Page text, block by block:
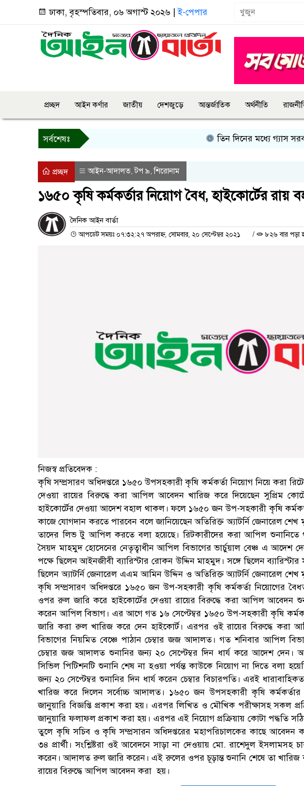
ঢাকা, বৃহস্পতিবার, ০৬ অগাস্ট ২০২৬ |ই-পেপার
প্রচ্ছদ আইন কর্ণার জাতীয় দেশজুড়ে আন্তর্জাতিক অর্থনীতি
সর্বশেষঃ তিন দিনের মধ্যে গ্যাস সরবরাহ
প্রচ্ছদ আইন-আদালত,টপ ৯,শিরোনাম
১৬৫০ কৃষি কর্মকর্তার নিয়োগ বৈধ, হাইকোর্টের রায়
দৈনিক আইন বার্তা
আপডেট সময়ঃ ০৭:৩২:২৭ অপরাহ্ন, সোমবার, ২০ সেপ্টেম্বর ২০২১ / ৮২৬ বার পড়া
নিজস্ব প্রতিবেদক :
কৃষি সম্প্রসারণ অধিদপ্তরে ১৬৫০ উপসহকারী কৃষি কর্মকর্তা নিয়োগ নিয়ে করা
দেওয়া রায়ের বিরুদ্ধে করা আপিল আবেদন খারিজ করে দিয়েছেন সুপ্রিম
হাইকোর্টের দেওয়া আদেশ বহাল থাকল। ফলে ১৬৫০ জন উপ-সহকারী কৃষি
কাজে যোগদান করতে পারবেন বলে জানিয়েছেন অতিরিক্ত অ্যাটর্নি জেনারেল
তাদের লিভ টু আপিল করতে বলা হয়েছে। রিটকারীদের করা আপিল শুনানিতে
সৈয়দ মাহমুদ হোসেনের নেতৃত্বাধীন আপিল বিভাগের ভার্চুয়াল বেঞ্চ এ আদেশ
পক্ষে ছিলেন আইনজীবী ব্যারিস্টার রোকন উদ্দিন মাহমুদ। সঙ্গে ছিলেন ব্যারিস্টার
ছিলেন অ্যাটর্নি জেনারেল এএম আমিন উদ্দিন ও অতিরিক্ত অ্যাটর্নি জেনারেল
কৃষি সম্প্রসারণ অধিদপ্তরে ১৬৫০ জন উপ-সহকারী কৃষি কর্মকর্তা নিয়োগের
ওপর রুল জারি করে হাইকোর্টের দেওয়া রায়ের বিরুদ্ধে করা আপিল আবেদন
করেন আপিল বিভাগ। এর আগে গত ১৬ সেপ্টেম্বর ১৬৫০ উপ-সহকারী কৃষি
জারি করা রুল খারিজ করে দেন হাইকোর্ট। এরপর ওই রায়ের বিরুদ্ধে করা
বিভাগের নিয়মিত বেঞ্চে পাঠান চেম্বার জজ আদালত। গত শনিবার আপিল
চেম্বার জজ আদালত শুনানির জন্য ২০ সেপ্টেম্বর দিন ধার্য করে আদেশ দেন।
সিভিল পিটিশনটি শুনানি শেষ না হওয়া পর্যন্ত কাউকে নিয়োগ না দিতে বলা
জন্য ২০ সেপ্টেম্বর শুনানির দিন ধার্য করেন চেম্বার বিচারপতি। এরই
খারিজ করে দিলেন সর্বোচ্চ আদালত। ১৬৫০ জন উপসহকারী কৃষি
জানুয়ারি বিজ্ঞপ্তি প্রকাশ করা হয়। এরপর লিখিত ও মৌখিক পরীক্ষাসহ সকল
জানুয়ারি ফলাফল প্রকাশ করা হয়। এরপর এই নিয়োগ প্রক্রিয়ায় কোটা পদ্ধতি
তুলে কৃষি সচিব ও কৃষি সম্প্রসারন অধিদপ্তরের মহাপরিচালকের কাছে আবেদন
৩৪ প্রার্থী। সংশ্লিষ্টরা ওই আবেদনে সাড়া না দেওয়ায় মো. রাশেদুল ইসলামসহ
করেন। আদালত রুল জারি করেন। এই রুলের ওপর চূড়ান্ত শুনানি শেষে তা খারিজ
রায়ের বিরুদ্ধে আপিল আবেদন করা হয়।